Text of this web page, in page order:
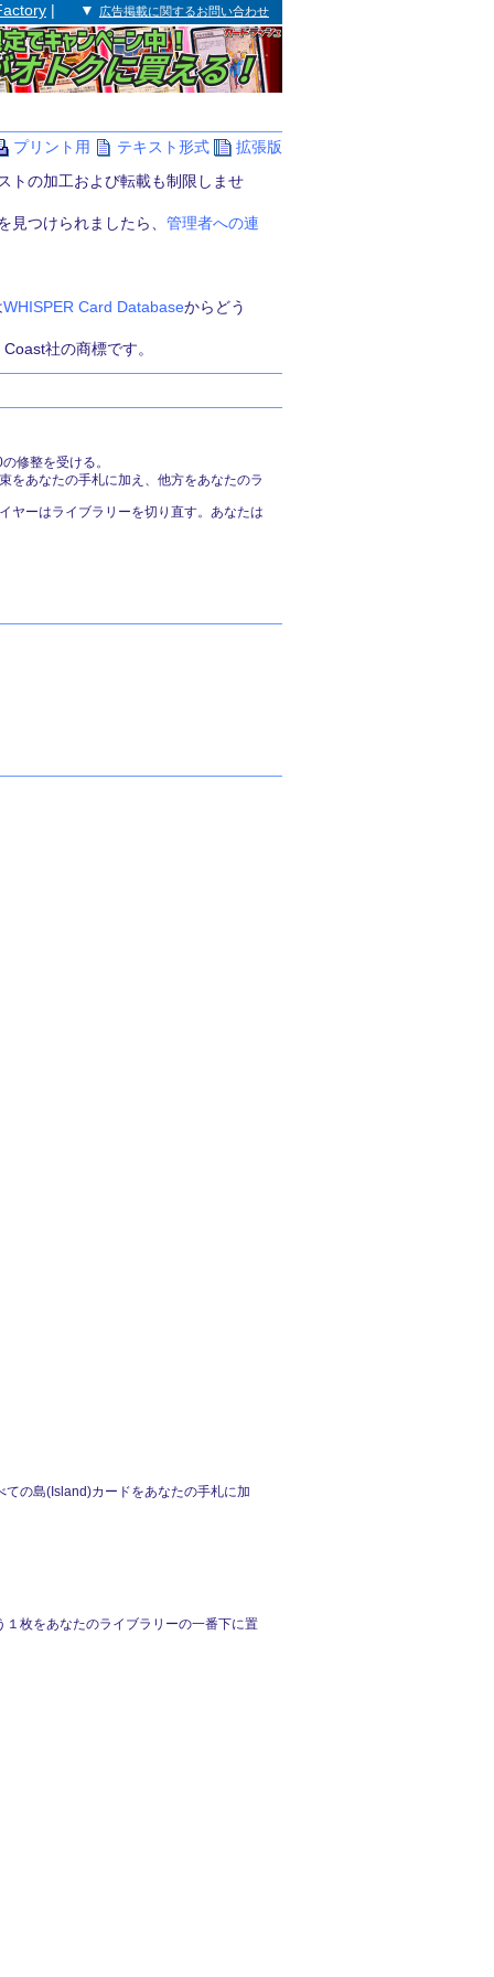
| ▼ 広告掲載に関するお問い合わせ
プリント用 テキスト形式
拡張版
トの加工および転載も制限しませ
つけられましたら、 管理者への連
WHISPER Card Databaseからどう
社の商標です。
修整を受ける。
をあなたの手札に加え、他方をあなたのラ
ヤーはライブラリーを切り直す。あなたは
の島(Island)カードをあなたの手札に加
枚をあなたのライブラリーの一番下に置